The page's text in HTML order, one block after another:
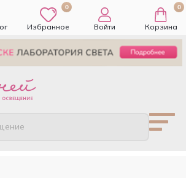
0
Избранное Войти
0
Корзина